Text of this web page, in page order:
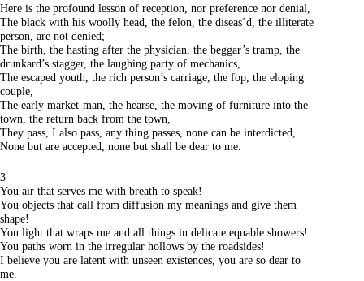
Here is the profound lesson of reception, nor preference nor denial,
The black with his woolly head, the felon, the diseas’d, the illiterate
person, are not denied;
The birth, the hasting after the physician, the beggar’s tramp, the
drunkard’s stagger, the laughing party of mechanics,
The escaped youth, the rich person’s carriage, the fop, the eloping
couple,
The early market-man, the hearse, the moving of furniture into the
town, the return back from the town,
They pass, I also pass, any thing passes, none can be interdicted,
None but are accepted, none but shall be dear to me.
3
You air that serves me with breath to speak!
You objects that call from diffusion my meanings and give them
shape!
You light that wraps me and all things in delicate equable showers!
You paths worn in the irregular hollows by the roadsides!
I believe you are latent with unseen existences, you are so dear to
me.